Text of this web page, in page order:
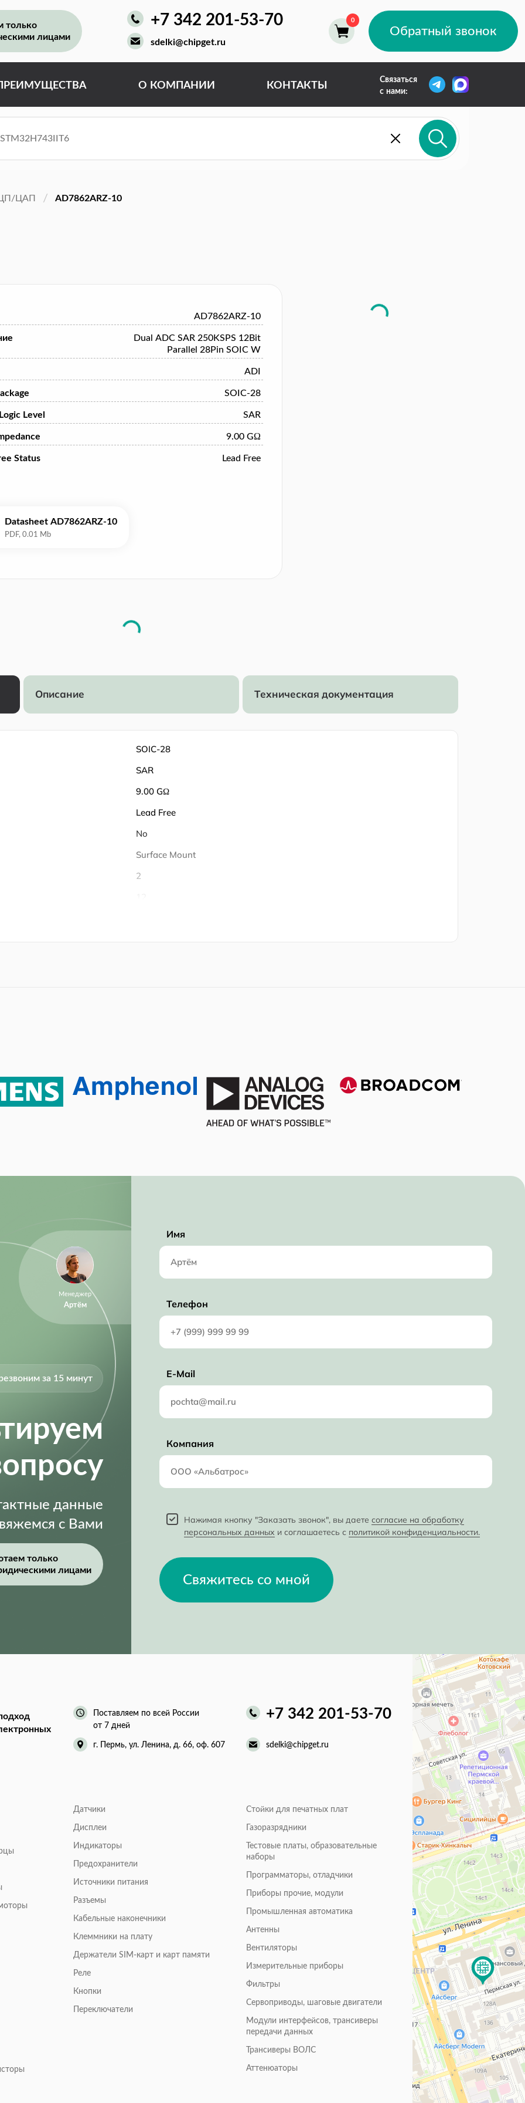
только
лицами
+7 342 201-53-70
sdelki@chipget.ru
Обратный звонок
О КОМПАНИИ КОНТАКТЫ
Связаться
с нами:
ЦАП AD7862ARZ-10
AD7862ARZ-10
Dual ADC SAR 250KSPS 12Bit
Parallel 28Pin SOIC W
ADI
SOIC-28
Level SAR
9.00 GΩ
Status Lead Free
Datasheet AD7862ARZ-10
Описание Техническая документация
SOIC-28
SAR
9.00 GΩ
Lead Free
No
Surface Mount
2
-40 ℃
RoHS Compliant
250 ksps
2.35 mm
Менеджер
Артём
за 15 минут
данные
с Вами
только
лицами
Имя
Телефон
E-Mail
Компания
Нажимая кнопку "Заказать звонок", вы даете согласие на обработку
персональных данных и соглашаетесь с политикой конфиденциальности.
Свяжитесь со мной
Поставляем по всей России
от 7 дней
+7 342 201-53-70
г. Пермь, ул. Ленина, д. 66, оф. 607 sdelki@chipget.ru
Датчики
Дисплеи
Индикаторы
Предохранители
Источники питания
Разъемы
Кабельные наконечники
Клеммники на плату
Держатели SIM-карт и карт памяти
Реле
Кнопки
Переключатели
Стойки для печатных плат
Газоразрядники
Тестовые платы, образовательные
наборы
Программаторы, отладчики
Приборы прочие, модули
Промышленная автоматика
Антенны
Вентиляторы
Измерительные приборы
Фильтры
Сервоприводы, шаговые двигатели
Модули интерфейсов, трансиверы
передачи данных
Трансиверы ВОЛС
Аттенюаторы